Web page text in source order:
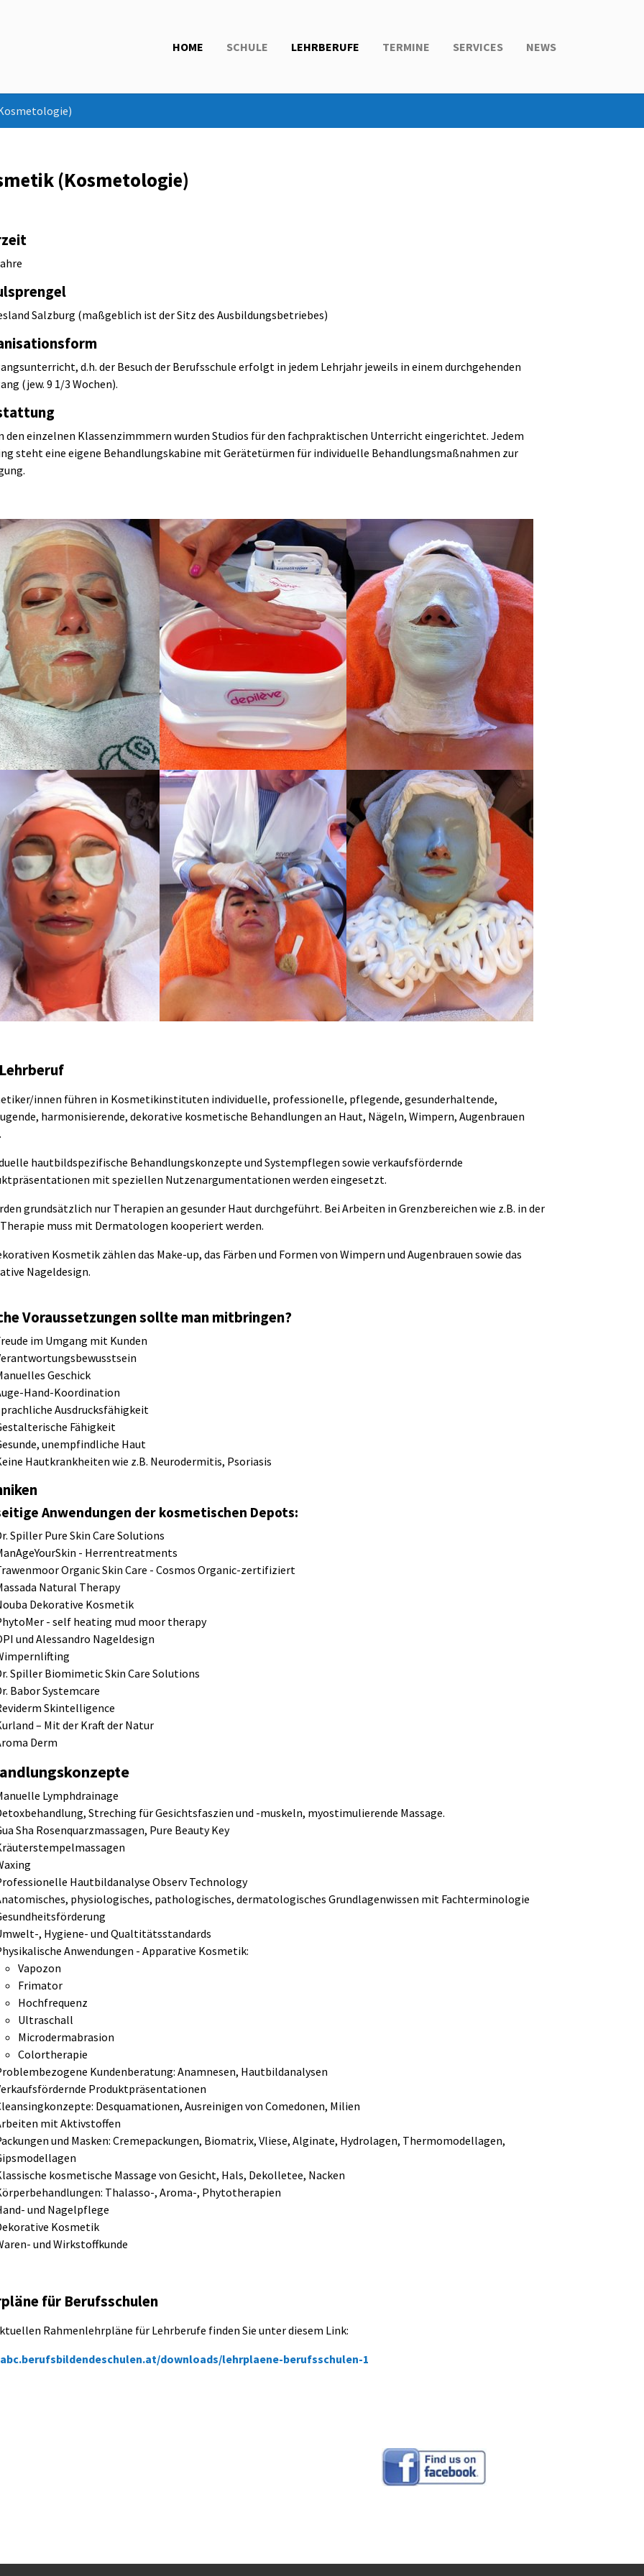
HOME SCHULE LEHRBERUFE TERMINE SERVICES NEWS
(Kosmetologie)
Salzburg (maßgeblich ist der Sitz des Ausbildungsbetriebes)
d.h. der Besuch der Berufsschule erfolgt in jedem Lehrjahr jeweils in einem durchgehenden
(jew. 9 1/3 Wochen).
den einzelnen Klassenzimmmern wurden Studios für den fachpraktischen Unterricht eingerichtet. Jedem
steht eine eigene Behandlungskabine mit Gerätetürmen für individuelle Behandlungsmaßnahmen zur
innen führen in Kosmetikinstituten individuelle, professionelle, pflegende, gesunderhaltende,
harmonisierende, dekorative kosmetische Behandlungen an Haut, Nägeln, Wimpern, Augenbrauen
hautbildspezifische Behandlungskonzepte und Systempflegen sowie verkaufsfördernde
mit speziellen Nutzenargumentationen werden eingesetzt.
grundsätzlich nur Therapien an gesunder Haut durchgeführt. Bei Arbeiten in Grenzbereichen wie z.B. in der
muss mit Dermatologen kooperiert werden.
Kosmetik zählen das Make-up, das Färben und Formen von Wimpern und Augenbrauen sowie das
Nageldesign.
Voraussetzungen sollte man mitbringen?
im Umgang mit Kunden
Geschick
Hand-Koordination
Ausdrucksfähigkeit
Fähigkeit
unempfindliche Haut
Hautkrankheiten wie z.B. Neurodermitis, Psoriasis
Anwendungen der kosmetischen Depots:
Spiller Pure Skin Care Solutions
- Herrentreatments
Organic Skin Care - Cosmos Organic-zertifiziert
Natural Therapy
Dekorative Kosmetik
- self heating mud moor therapy
und Alessandro Nageldesign
Spiller Biomimetic Skin Care Solutions
Babor Systemcare
Skintelligence
– Mit der Kraft der Natur
Derm
Lymphdrainage
Streching für Gesichtsfaszien und -muskeln, myostimulierende Massage.
Sha Rosenquarzmassagen, Pure Beauty Key
Hautbildanalyse Observ Technology
physiologisches, pathologisches, dermatologisches Grundlagenwissen mit Fachterminologie
, Hygiene- und Qualtitätsstandards
Anwendungen - Apparative Kosmetik:
Vapozon
Frimator
Hochfrequenz
Ultraschall
Microdermabrasion
Colortherapie
Kundenberatung: Anamnesen, Hautbildanalysen
Produktpräsentationen
Desquamationen, Ausreinigen von Comedonen, Milien
mit Aktivstoffen
und Masken: Cremepackungen, Biomatrix, Vliese, Alginate, Hydrolagen, Thermomodellagen,
kosmetische Massage von Gesicht, Hals, Dekolletee, Nacken
Thalasso-, Aroma-, Phytotherapien
und Nagelpflege
Kosmetik
und Wirkstoffkunde
für Berufsschulen
Rahmenlehrpläne für Lehrberufe finden Sie unter diesem Link:
downloads/lehrplaene-berufsschulen-1